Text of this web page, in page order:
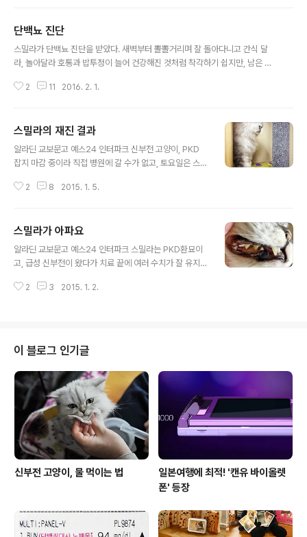
뒹굴거리는 스밀라를 보고 있으면 마음이 여유롭다^^
단백뇨 진단
스밀라가 단백뇨 진단을 받았다. 새벽부터 뽈뽈거리며 잘 돌아다니고 간식 달
라, 놀아달라 호통과 밥투정이 늘어 건강해진 것처럼 착각하기 쉽지만, 남은 생
다. 개인적으로는 작년 한 해 동안 분가, 퇴사, 이직 같은 일을 연달아 치르느라
이고, 환자라는 걸. 원래 6개월마다 갔어야 하는 건강검진을 바쁘다고 몇 달 미
룬 탓인 것 같아 심란하다. 간식 달라는 소리에 차오추르며 동결 닭가슴살 따위
를 꼬박꼬박 먹였던 것도 그렇고... 스밀라는 단백질 섭취 제한을 해야 하는데
2 11 2016. 2. 1.
스밀라의 재진 결과
알라딘 교보문고 예스24 인터파크 신부전 고양이, PKD
잡지 마감 중이라 직접 병원에 갈 수가 없고, 토요일은 스밀
어머니가 스밀라를 데리고 병원에 가셨다. 1주일 전에 정기
다시 했다. 갑자기 식욕부진/변비/구강점막 염증이 생긴 원
인을 알 수 없으나 식욕촉진제와 수액 맞고 나서 기운이 났
는지 적으나마 밥도 자발적으로 몇 입 먹고 뭔가 요구할 게
려준 대로 오라메디 발라줬더니 붉은 기가 좀 가라앉았고
2 8 2015. 1. 5.
스밀라가 아파요
알라딘 교보문고 예스24 인터파크 스밀라는 PKD환묘이
고, 급성 신부전이 왔다가 치료 끝에 여러 수치가 잘 유지되
보다 약간 높은 정도이고, Bun이나 기타 수치도 그럭저럭
개월에 한 번씩 정기검진 받고 액티베이트 캣이랑 레날 어
드밴스드 캣, 연어오일을 먹이고 있습니다. 아래 잇몸 쪽(위
사진 동그라미 부분)이 빨갛게 된 상태라 12월 26일(금)에
정기검진을 가면서 이 부분을 좀 봐주십사 했고, 스케일링
한 지 좀 지난 상태라 그것 때문에 잇몸질환이 생긴 건가 싶
어 호흡마취 후 스케일링도..
2 3 2015. 1. 2.
이 블로그 인기글
신부전 고양이, 물 먹이는 법
일본여행에 최적! '캔유 바이올렛
폰' 등장